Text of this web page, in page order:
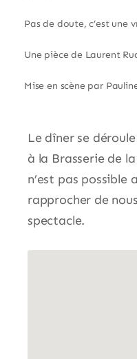
Pas de doute, c’est une
Une pièce de Laurent
Mise en scène par
Le dîner se
à la Brasserie de
n’est pas possible
rapprocher de
spectacle.